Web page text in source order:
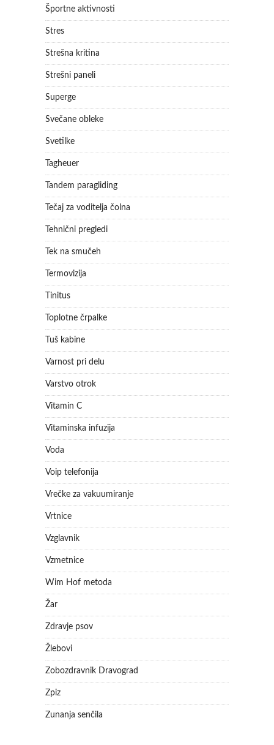
Športne aktivnosti
Stres
Strešna kritina
Strešni paneli
Superge
Svečane obleke
Svetilke
Tagheuer
Tandem paragliding
Tečaj za voditelja čolna
Tehnični pregledi
Tek na smučeh
Termovizija
Tinitus
Toplotne črpalke
Tuš kabine
Varnost pri delu
Varstvo otrok
Vitamin C
Vitaminska infuzija
Voda
Voip telefonija
Vrečke za vakuumiranje
Vrtnice
Vzglavnik
Vzmetnice
Wim Hof metoda
Žar
Zdravje psov
Žlebovi
Zobozdravnik Dravograd
Zpiz
Zunanja senčila